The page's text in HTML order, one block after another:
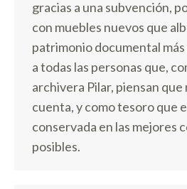
gracias a una subvención,
con muebles nuevos que
patrimonio documental
a todas las personas que,
archivera Pilar, piensan
cuenta, y como tesoro que
conservada en las mejores
posibles.